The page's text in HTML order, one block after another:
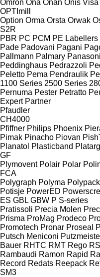
Omron Ona Onan Onis Visa
OPTImill
Option Orma Orsta Orwak
S2R
PBR PC PCM PE Labellers
Pade Padovani Pagani
Pallmann Palmary
Peddinghaus Pedrazzoli
Peletto Pema Pendraulik
1100 Series 2500 Series
Pernuma Pester Petratto
Expert Partner
Pfaudler
CH4000
Pfiffner Philips Phoenix
Pimak Pinacho Piovan
Planatol Plasticband Platarg
GF
Plymovent Polair Polar
FCA
Polygraph Polyma Polypack
Potisje PowerED
ES GBL GBW P S-series
Pratissoli Precia Molen
Prisma ProMag Prodeco
Promotech Pronar Proseal
Putsch Meniconi
Bauer RHTC RMT Rego
Rambaudi Ramon Rapid
Record Redats Reepack
SM3